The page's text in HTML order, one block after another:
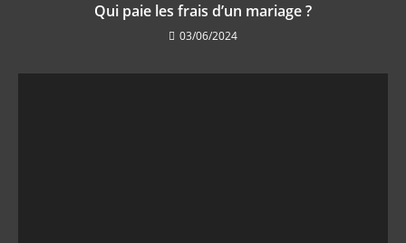
Qui paie les frais d’un mariage ?
03/06/2024